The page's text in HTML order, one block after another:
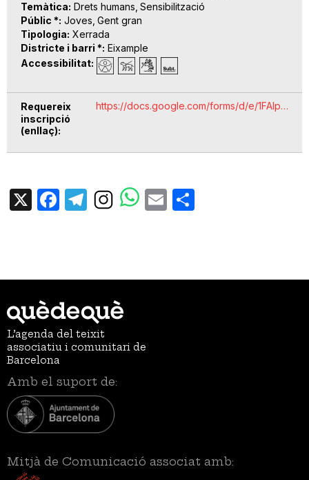
Temàtica Drets humans Sensibilització
Públic * Joves Gent gran
Tipologia Xerrada
Districte i barri * Eixample
Accessibilitat
Requereix
inscripció
(enllaç)
https://docs.google.com/forms/d/e/1FAIp…
X Facebook
TelegramEmail
L’agenda del teixit
associatiu i comunitari de
Barcelona
Amb el suport de:
Mitjà de Comunicació associat amb: